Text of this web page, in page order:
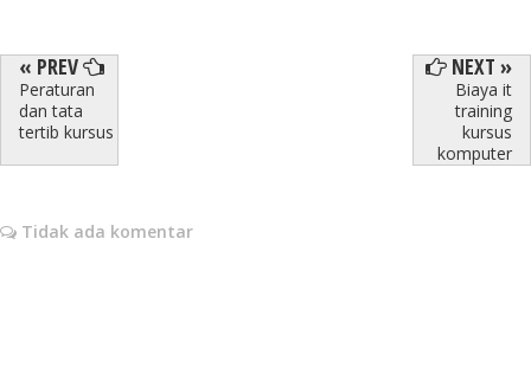
« PREV
Peraturan
dan tata
tertib kursus
NEXT »
Biaya it
training
kursus
komputer
Tidak ada komentar